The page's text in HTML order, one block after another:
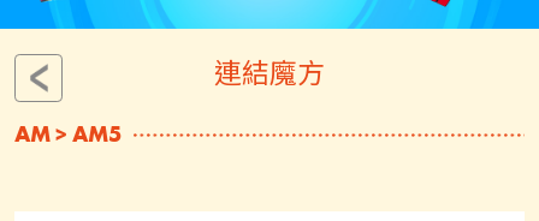
連結魔方
AM > AM5